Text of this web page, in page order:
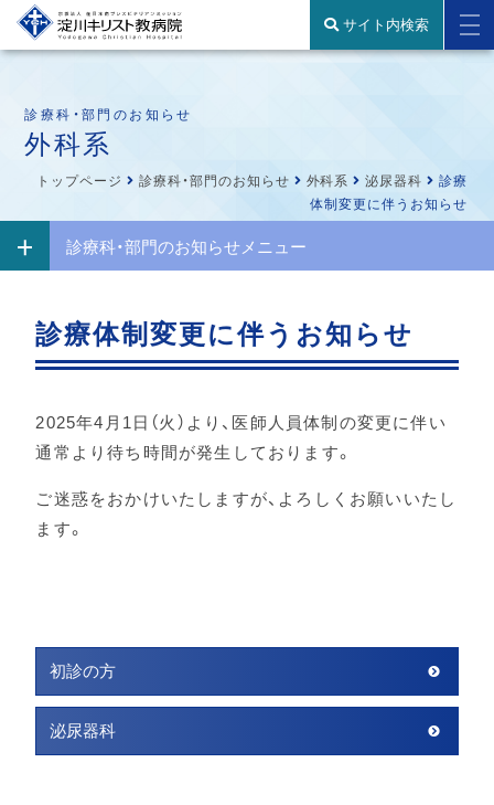
サイト内検索
診療科・部門のお知らせ
外科系
トップページ 診療科・部門のお知らせ 外科系 泌尿器科
診療
体制変更に伴うお知らせ
診療科・部門のお知らせメニュー
診療体制変更に伴うお知らせ
2025年4月1日（火）より、医師人員体制の変更に伴い
通常より待ち時間が発生しております。
ご迷惑をおかけいたしますが、よろしくお願いいたし
ます。
初診の方
泌尿器科